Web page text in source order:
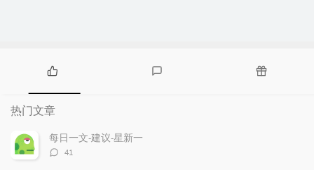
热
门
文
章
热门文章
每日一文-建议-星新一
评
41